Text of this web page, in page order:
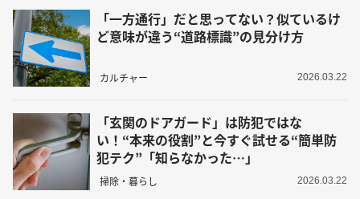
「一方通行」だと思ってない？似ているけ
ど意味が違う“道路標識”の見分け方
カルチャー 2026.03.22
「玄関のドアガード」は防犯ではな
い！“本来の役割”と今すぐ試せる“簡単防
犯テク”「知らなかった…」
掃除・暮らし 2026.03.22